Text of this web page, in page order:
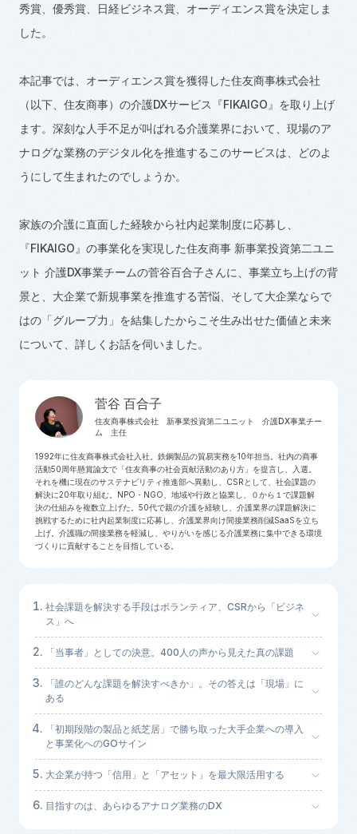
秀賞、優秀賞、日経ビジネス賞、オーディエンス賞を決定しま
した。
本記事では、オーディエンス賞を獲得した住友商事株式会社
（以下、住友商事）の介護DXサービス『FIKAIGO 』を取り上げ
ます。深刻な人手不足が叫ばれる介護業界において、現場のア
ナログな業務のデジタル化を推進するこのサービスは、どのよ
うにして生まれたのでしょうか。
家族の介護に直面した経験から社内起業制度に応募し、
『FIKAIGO 』の事業化を実現した住友商事 新事業投資第二ユニ
ット 介護DX事業チームの菅谷百合子さんに、事業立ち上げの背
景と、大企業で新規事業を推進する苦悩、そして大企業ならで
はの「グループ力」を結集したからこそ生み出せた価値と未来
について、詳しくお話を伺いました。
菅谷 百合子
住友商事株式会社 新事業投資第二ユニット 介護DX事業チー
ム 主任
1992年に住友商事株式会社入社。鉄鋼製品の貿易実務を10年担当。社内の商事
活動50周年懸賞論文で「住友商事の社会貢献活動のあり方」を提言し、入選。
それを機に現在のサステナビリティ推進部へ異動し、 CSR として、社会課題の
解決に20年取り組む。 NPO ・ NGO 、地域や行政と協業し、０から１で課題解
決の仕組みを複数立上げた。 50代で親の介護を経験し、介護業界の課題解決に
挑戦するために社内起業制度に応募し、介護業界向け間接業務削減SaaSを立ち
上げ。介護職の間接業務を軽減し、やりがいを感じる介護業務に集中できる環境
づくりに貢献することを目指している。
社会課題を解決する手段はボランティア、CSRから「ビジネ
ス」へ
「当事者」としての決意。400人の声から見えた真の課題
「誰のどんな課題を解決すべきか」。その答えは「現場」に
ある
「初期段階の製品と紙芝居」で勝ち取った大手企業への導入
と事業化へのGOサイン
大企業が持つ「信用」と「アセット」を最大限活用する
目指すのは、あらゆるアナログ業務のDX